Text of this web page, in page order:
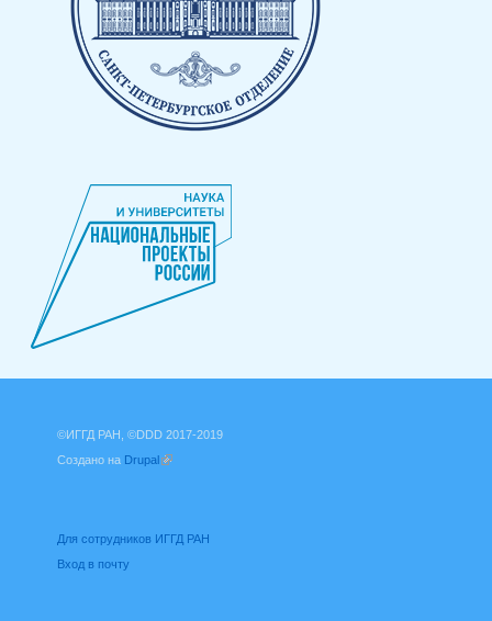
©ИГГД РАН, ©DDD 2017-2019
Создано на Drupal
Для сотрудников ИГГД РАН
Вход в почту